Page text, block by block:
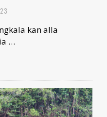
kan alla
…